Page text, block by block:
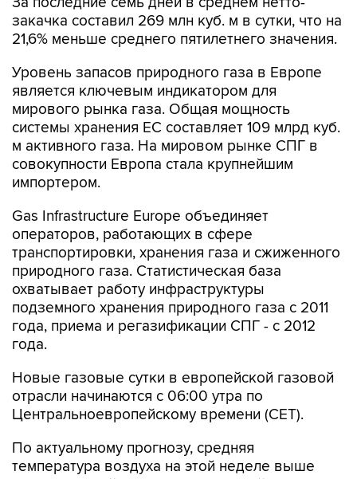
закачка составил 269 млн куб. м в сутки, что на
21,6% меньше среднего пятилетнего значения.
Уровень запасов природного газа в Европе
является ключевым индикатором для
мирового рынка газа. Общая мощность
системы хранения ЕС составляет 109 млрд куб.
м активного газа. На мировом рынке СПГ в
совокупности Европа стала крупнейшим
импортером.
Gas Infrastructure Europe объединяет
операторов, работающих в сфере
транспортировки, хранения газа и сжиженного
природного газа. Статистическая база
охватывает работу инфраструктуры
подземного хранения природного газа с 2011
года, приема и регазификации СПГ - с 2012
года.
Новые газовые сутки в европейской газовой
отрасли начинаются c 06:00 утра по
Центральноевропейскому времени (CET).
По актуальному прогнозу, средняя
температура воздуха на этой неделе выше